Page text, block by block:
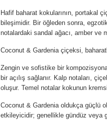
Hafif baharat kokularının, portakal
bileşimidir. Bir öğleden sonra,
notalardaki sandal ağacı, amber ve
Coconut & Gardenia çiçeksi,
Zengin ve sofistike bir
bir açılış sağlanır. Kalp notaları,
oluşur. Temel notalar kokunun
Coconut & Gardenia oldukça güçlü
etkileyicidir; genellikle gündüz veya